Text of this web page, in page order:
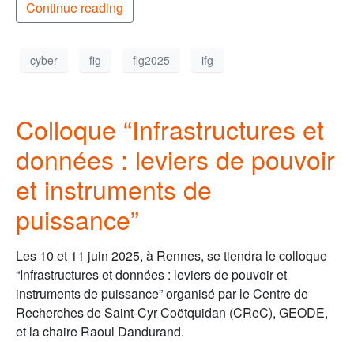
Continue reading
cyber fig fig2025 ifg
Colloque “Infrastructures et
données : leviers de pouvoir
et instruments de
puissance”
Les 10 et 11 juin 2025, à Rennes, se tiendra le colloque
“Infrastructures et données : leviers de pouvoir et
instruments de puissance” organisé par le Centre de
Recherches de Saint-Cyr Coëtquidan (CReC), GEODE,
et la chaire Raoul Dandurand.